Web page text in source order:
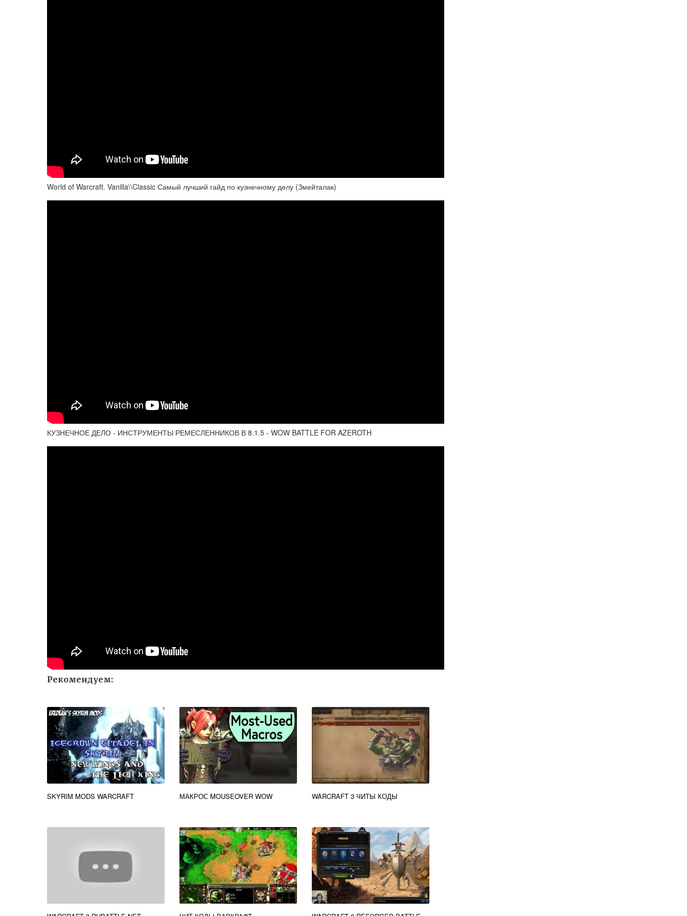
World of Warcraft. Vanilla\\Classic Самый лучший гайд по кузнечному делу (Змейталак)
КУЗНЕЧНОЕ ДЕЛО - ИНСТРУМЕНТЫ РЕМЕСЛЕННИКОВ В 8.1.5 - WOW BATTLE FOR AZEROTH
Рекомендуем:
SKYRIM MODS WARCRAFT МАКРОС MOUSEOVER WOW WARCRAFT 3 ЧИТЫ КОДЫ